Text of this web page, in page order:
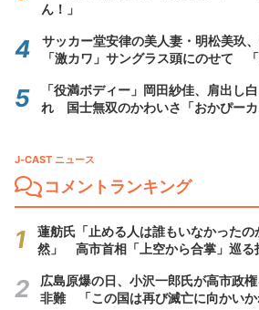
ん！」
サッカー堂安律の美人妻・明松美玖
「激カワ」サングラス頭にのせて 「
「役満ボディー」岡田紗佳、肩出し
れ 国士無双のかわいさ「おかぴーカ
J-CAST ニュース
コメントランキング
蓮舫氏「止める人は誰もいなかった
然」 高市首相「上空から合掌」巡る
広島原爆の日、小沢一郎氏が高市政
非難 「この国は再び滅亡に向かいか